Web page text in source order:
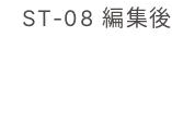
ST-08 編集後